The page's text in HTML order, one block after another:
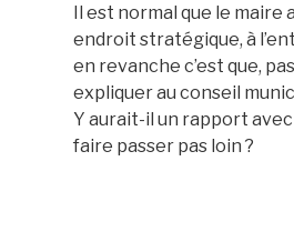
Il est normal que le maire
endroit stratégique, à
en revanche c’est que,
expliquer au conseil
Y aurait-il un rapport avec
faire passer pas loin ?